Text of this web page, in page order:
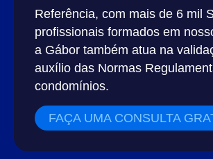
Referência, com mais de 6 mil
profissionais formados em
a Gábor também atua na
auxílio das Normas
condomínios.
FAÇA UMA CONSULTA